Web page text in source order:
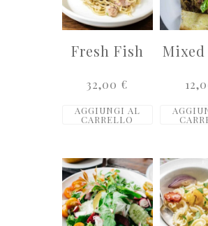
Fresh Fish
32,00 €
AGGIUNGI AL
CARRELLO
Mixed